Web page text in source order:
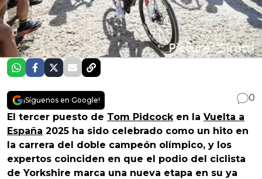
¡Síguenos en Google!
0
El tercer puesto de Tom Pidcock en la Vuelta a
España 2025 ha sido celebrado como un hito en
la carrera del doble campeón olímpico, y los
expertos coinciden en que el podio del ciclista
de Yorkshire marca una nueva etapa en su ya